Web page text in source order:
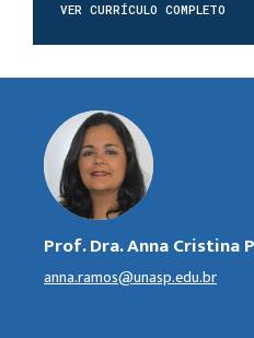
VER CURRÍCULO COMPLETO
Prof. Dra. Anna Cristina
anna.ramos@unasp.edu.br